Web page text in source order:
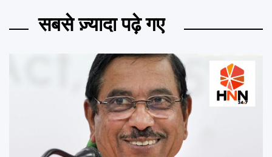
सबसे ज़्यादा पढ़े गए